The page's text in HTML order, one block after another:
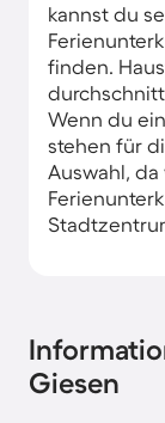
kannst du
finden.
Wenn du
stehen für
Auswahl,
Giesen